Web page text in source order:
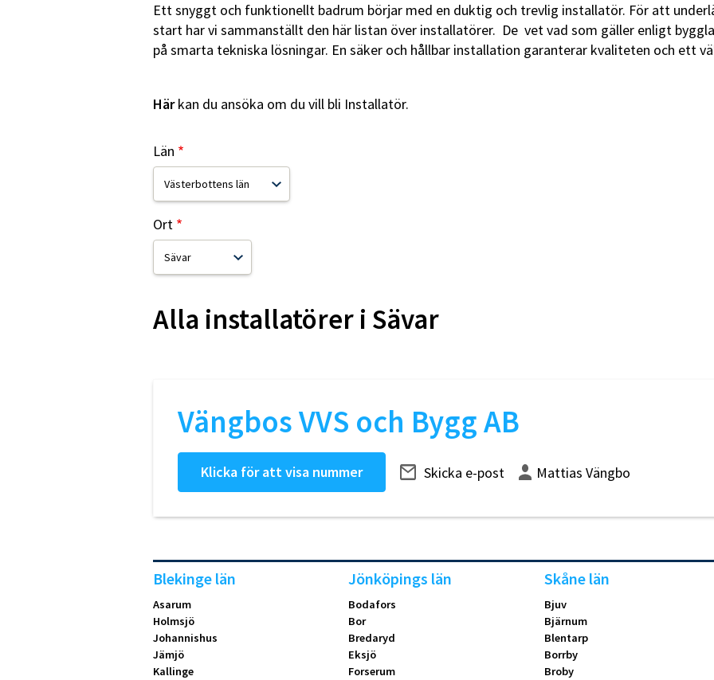
Duschhörnor, rak
Duschhörnor, rund
U-montage
Nischdörrar
Skärmväggar
med elpatron)
Elpatroner
Reglerventiler
WC-sitsar
Handfat
Handfat paket
Bottenventiler
Ett snyggt och funktionellt badrum börjar med en duktig och trevlig installatör. För att
start har vi sammanställt den här listan över installatörer. De vet vad som gäller enligt
på smarta tekniska lösningar. En säker och hållbar installation garanterar kvaliteten och ett
Härkan du ansöka om du vill bli Installatör.
Län
Ort
Alla installatörer i Sävar
Vängbos VVS och Bygg AB
Klicka för att visa nummer Skicka e-post Mattias Vängbo
Blekinge län
Asarum
Holmsjö
Johannishus
Jämjö
Kallinge
Jönköpings län
Bodafors
Bor
Bredaryd
Eksjö
Forserum
Skåne län
Bjuv
Bjärnum
Blentarp
Borrby
Broby